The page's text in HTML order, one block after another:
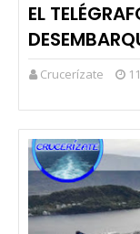
EL
Crucerízate